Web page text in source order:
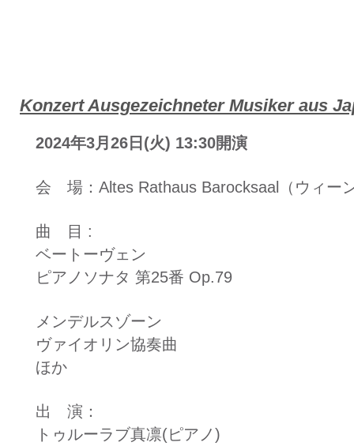
​Konzert Ausgezeichneter Musiker aus
2024年3月26日(火) 13:30開演
会 場：Altes Rathaus Barocksaal（ウィー
曲 目 :
ベートーヴェン
ピアノソナタ 第25番 Op.79
メンデルスゾーン
ヴァイオリン協奏曲
ほか
出 演：
​トゥルーラブ真凛(ピアノ)